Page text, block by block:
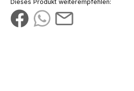
Dieses Produkt weiterempfehlen: